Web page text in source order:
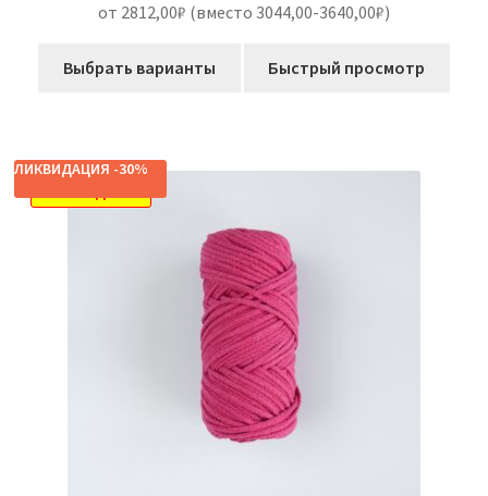
от 2812,00₽ (вместо 3044,00-3640,00₽)
Выбрать варианты Быстрый просмотр
ЛИКВИДАЦИЯ -30%